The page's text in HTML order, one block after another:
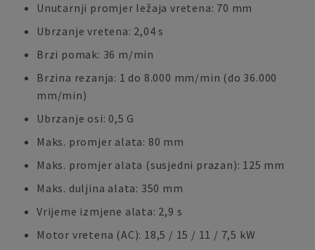
Unutarnji promjer ležaja vretena: 70 mm
Ubrzanje vretena: 2,04 s
Brzi pomak: 36 m/min
Brzina rezanja: 1 do 8.000 mm/min (do 36.000
mm/min)
Ubrzanje osi: 0,5 G
Maks. promjer alata: 80 mm
Maks. promjer alata (susjedni prazan): 125 mm
Maks. duljina alata: 350 mm
Vrijeme izmjene alata: 2,9 s
Motor vretena (AC): 18,5 / 15 / 11 / 7,5 kW